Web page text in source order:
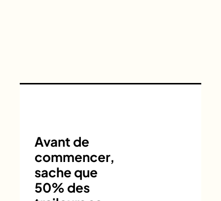
Avant de
commencer,
sache que
50% des